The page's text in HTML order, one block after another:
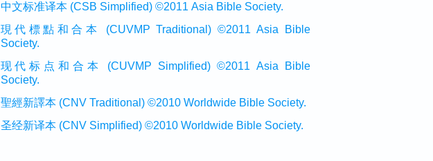
中文标准译本 (CSB Simplified) ©2011 Asia Bible Society.
現代標點和合本 (CUVMP Traditional) ©2011 Asia Bible
Society.
现代标点和合本 (CUVMP Simplified) ©2011 Asia Bible
Society.
聖經新譯本 (CNV Traditional) ©2010 Worldwide Bible Society.
圣经新译本 (CNV Simplified) ©2010 Worldwide Bible Society.